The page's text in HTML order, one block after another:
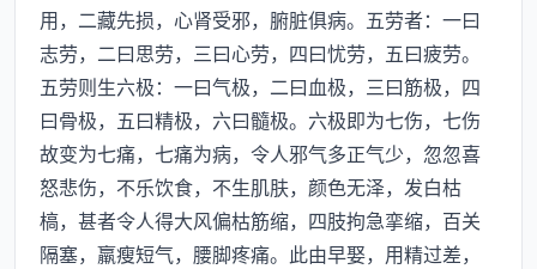
用，二藏先损，心肾受邪，腑脏俱病。五劳者：一曰
志劳，二曰思劳，三曰心劳，四曰忧劳，五曰疲劳。
五劳则生六极：一曰气极，二曰血极，三曰筋极，四
曰骨极，五曰精极，六曰髓极。六极即为七伤，七伤
故变为七痛，七痛为病，令人邪气多正气少，忽忽喜
怒悲伤，不乐饮食，不生肌肤，颜色无泽，发白枯
槁，甚者令人得大风偏枯筋缩，四肢拘急挛缩，百关
隔塞，羸瘦短气，腰脚疼痛。此由早娶，用精过差，